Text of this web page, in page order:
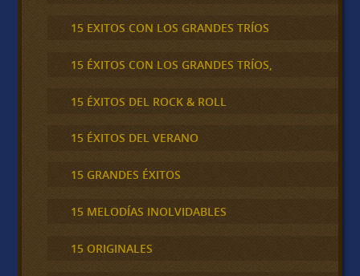
15 EXITOS CON LOS GRANDES TRÍOS
15 ÉXITOS CON LOS GRANDES TRÍOS,
15 ÉXITOS DEL ROCK & ROLL
15 ÉXITOS DEL VERANO
15 GRANDES ÉXITOS
15 MELODÍAS INOLVIDABLES
15 ORIGINALES